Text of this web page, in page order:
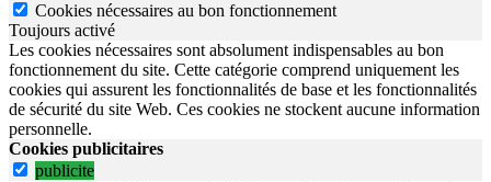
Cookies nécessaires au bon fonctionnement
Toujours activé
Les cookies nécessaires sont absolument indispensables au bon
fonctionnement du site. Cette catégorie comprend uniquement les
cookies qui assurent les fonctionnalités de base et les fonctionnalités
de sécurité du site Web. Ces cookies ne stockent aucune information
personnelle.
Cookies publicitaires
publicite